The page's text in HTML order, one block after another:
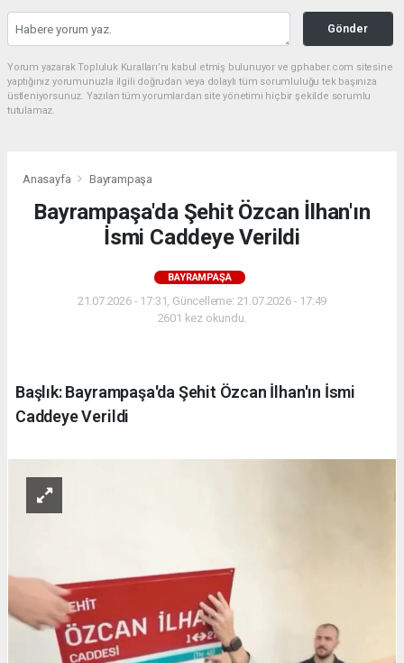
Gönder
Yorum yazarak Topluluk Kuralları’nı kabul etmiş bulunuyor ve gphaber.com sitesine
yaptığınız yorumunuzla ilgili doğrudan veya dolaylı tüm sorumluluğu tek başınıza
üstleniyorsunuz. Yazılan tüm yorumlardan site yönetimi hiçbir şekilde sorumlu
tutulamaz.
Anasayfa Bayrampaşa
Bayrampaşa'da Şehit Özcan İlhan'ın
İsmi Caddeye Verildi
BAYRAMPAŞA
21.07.2026 - 17:31, Güncelleme: 21.07.2026 - 17:49
2601 kez okundu.
Başlık: Bayrampaşa'da Şehit Özcan İlhan'ın İsmi
Caddeye Verildi